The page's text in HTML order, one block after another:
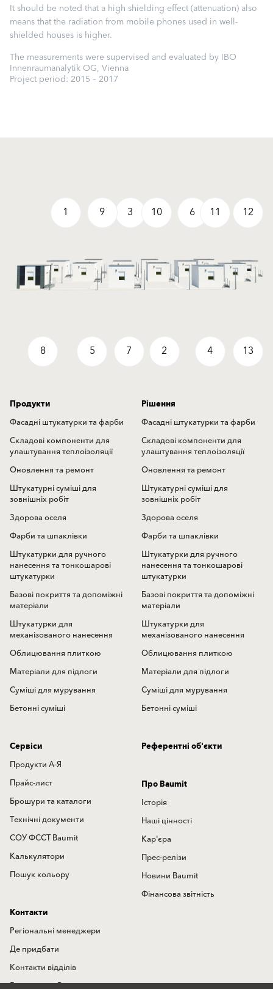
It should be noted that a high shielding effect (attenuation) also
means that the radiation from mobile phones used in well-
shielded houses is higher.
The measurements were supervised and evaluated by IBO
Innenraumanalytik OG, Vienna
Project period: 2015 – 2017
1
2
3
4
5
6
7
8
9 10 11 12
13
Продукти
Фасадні штукатурки та фарби
Складові компоненти для
улаштування теплоізоляції
Оновлення та ремонт
Штукатурні суміші для
зовнішніх робіт
Здорова оселя
Фарби та шпаклівки
Штукатурки для ручного
нанесення та тонкошарові
штукатурки
Базові покриття та допоміжні
матеріали
Штукатурки для
механізованого нанесення
Облицювання плиткою
Матеріали для підлоги
Суміші для мурування
Бетонні суміші
Рішення
Фасадні штукатурки та фарби
Складові компоненти для
улаштування теплоізоляції
Оновлення та ремонт
Штукатурні суміші для
зовнішніх робіт
Здорова оселя
Фарби та шпаклівки
Штукатурки для ручного
нанесення та тонкошарові
штукатурки
Базові покриття та допоміжні
матеріали
Штукатурки для
механізованого нанесення
Облицювання плиткою
Матеріали для підлоги
Суміші для мурування
Бетонні суміші
Сервіси
Продукти А-Я
Прайс-лист
Брошури та каталоги
Технічні документи
СОУ ФССТ Baumit
Калькулятори
Пошук кольору
Референтні об'єкти
Про Baumit
Історія
Наші цінності
Кар'єра
Прес-релізи
Новини Baumit
Фінансова звітність
Контакти
Регіональні менеджери
Де придбати
Контакти відділів
Гаряча лінія Baumit